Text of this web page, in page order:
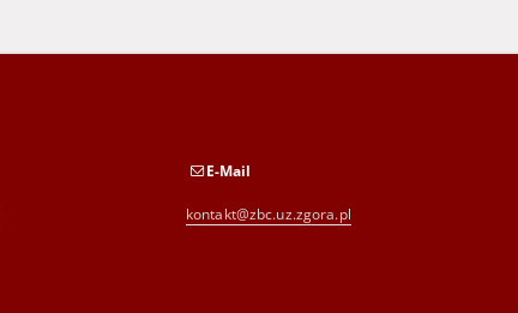
E-Mail
kontakt@zbc.uz.zgora.pl